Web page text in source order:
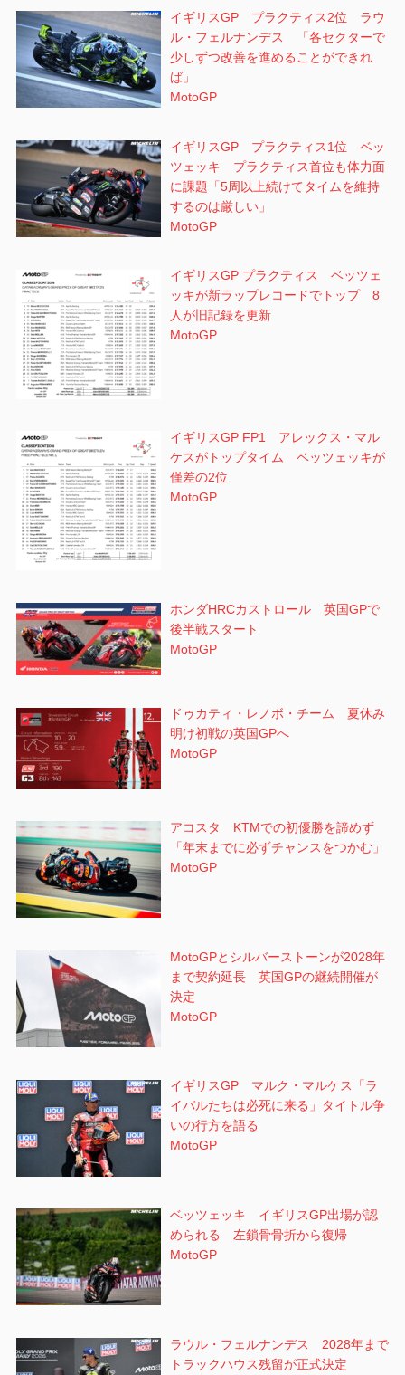
イギリスGP プラクティス2位 ラウ
ル・フェルナンデス 「各セクターで
少しずつ改善を進めることができれ
ば」
MotoGP
イギリスGP プラクティス1位 ベッ
ツェッキ プラクティス首位も体力面
に課題「5周以上続けてタイムを維持
するのは厳しい」
MotoGP
イギリスGP プラクティス ベッツェ
ッキが新ラップレコードでトップ 8
人が旧記録を更新
MotoGP
イギリスGP FP1 アレックス・マル
ケスがトップタイム ベッツェッキが
僅差の2位
MotoGP
ホンダHRCカストロール 英国GPで
後半戦スタート
MotoGP
ドゥカティ・レノボ・チーム 夏休み
明け初戦の英国GPへ
MotoGP
アコスタ KTMでの初優勝を諦めず
「年末までに必ずチャンスをつかむ」
MotoGP
MotoGPとシルバーストーンが2028年
まで契約延長 英国GPの継続開催が
決定
MotoGP
イギリスGP マルク・マルケス「ラ
イバルたちは必死に来る」タイトル争
いの行方を語る
MotoGP
ベッツェッキ イギリスGP出場が認
められる 左鎖骨骨折から復帰
MotoGP
ラウル・フェルナンデス 2028年まで
トラックハウス残留が正式決定